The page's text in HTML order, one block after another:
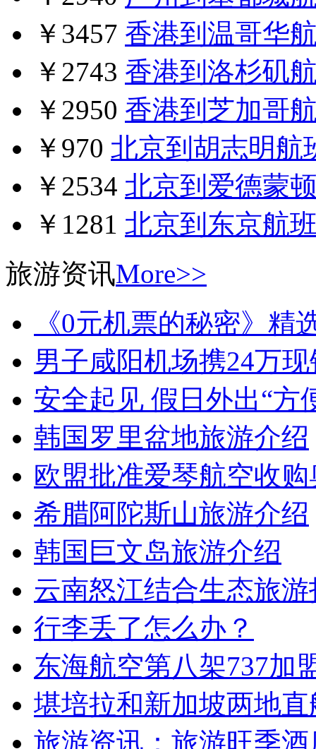
￥3457 香港到温哥华
￥2743 香港到洛杉矶
￥2950 香港到芝加哥
￥970 北京到胡志明航
￥2534 北京到爱德蒙
￥1281 北京到东京航
旅游资讯More>>
《0元机票的秘密》精
男子咸阳机场携24万
安全起见 假日外出“方
韩国罗里盆地旅游介绍
欧盟批准爱琴航空收
希腊阿陀斯山旅游介绍
韩国巨文岛旅游介绍
云南怒江结合生态旅
行李丢了怎么办？
东海航空第八架737加
堪培拉和新加坡两地
旅游资讯：旅游旺季